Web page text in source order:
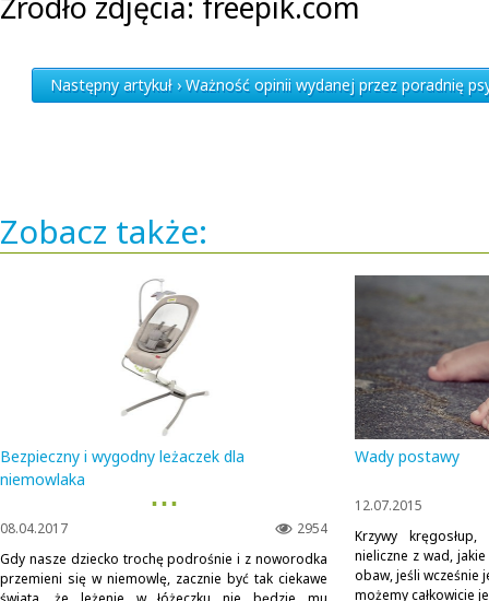
Następny artykuł › Ważność opinii wydanej przez poradnię
Zobacz także:
Bezpieczny i wygodny leżaczek dla
niemowlaka
▪ ▪ ▪
2954
08.04.2017
Gdy nasze dziecko trochę podrośnie i z noworodka
przemieni się w niemowlę, zacznie być tak ciekawe
Wady postawy
12.07.2015
Krzywy
nieliczne z wad,
obaw, jeśli wcześnie
możemy całkowicie